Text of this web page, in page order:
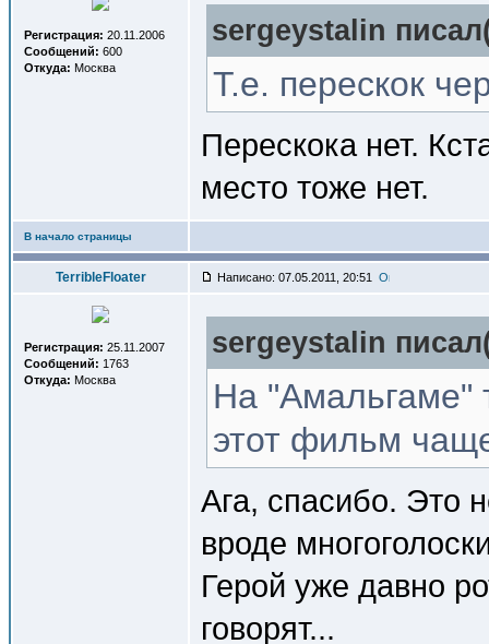
Регистрация: 20.11.2006
Сообщений: 600
Откуда: Москва
sergeystalin
Т.е. перескок
Перескока нет.
место тоже нет.
В начало страницы
TerribleFloater Написано: 07.05.2011, 20:51
Регистрация: 25.11.2007
Сообщений: 1763
Откуда: Москва
sergeystalin
На "Амальгаме"
этот фильм
Ага, спасибо. Это
вроде
Герой уже давно
говорят...